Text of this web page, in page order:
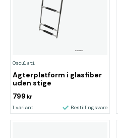
Osculati
Agterplatform i glasfiber
uden stige
799 kr
1 variant Bestillingsvare